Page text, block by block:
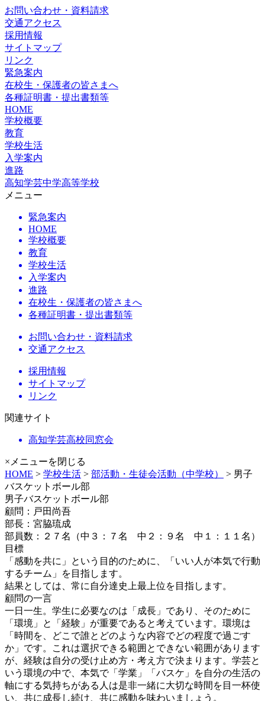
お問い合わせ・資料請求
交通アクセス
採用情報
サイトマップ
リンク
緊急案内
在校生・保護者の皆さまへ
各種証明書・提出書類等
HOME
学校概要
教育
学校生活
入学案内
進路
高知学芸中学高等学校
メニュー
緊急案内
HOME
学校概要
教育
学校生活
入学案内
進路
在校生・保護者の皆さまへ
各種証明書・提出書類等
お問い合わせ・資料請求
交通アクセス
採用情報
サイトマップ
リンク
関連サイト
高知学芸高校同窓会
×メニューを閉じる
HOME > 学校生活 > 部活動・生徒会活動（中学校）
> 男子
バスケットボール部
男子バスケットボール部
顧問：戸田尚吾
部長：宮脇琉成
部員数：２７名（中３：７名 中２：９名 中１：１１名）
目標
「感動を共に」という目的のために、「いい人が本気で行動
するチーム」を目指します。
結果としては、常に自分達史上最上位を目指します。
顧問の一言
一日一生。学生に必要なのは「成長」であり、そのために
「環境」と「経験」が重要であると考えています。環境は
「時間を、どこで誰とどのような内容でどの程度で過ごす
か」です。これは選択できる範囲とできない範囲があります
が、経験は自分の受け止め方・考え方で決まります。学芸と
いう環境の中で、本気で「学業」「バスケ」を自分の生活の
軸にする気持ちがある人は是非一緒に大切な時間を目一杯使
い、共に成長し続け、共に感動を味わいましょう。